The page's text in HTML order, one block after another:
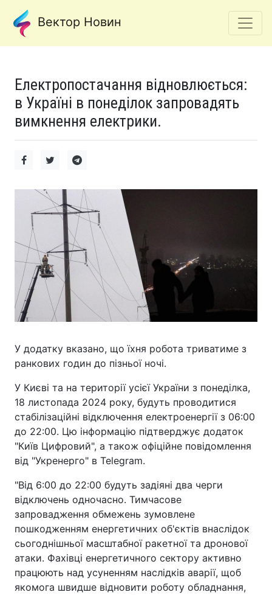
Вектор Новин
Електропостачання відновлюється:
в Україні в понеділок запровадять
вимкнення електрики.
У додатку вказано, що їхня робота триватиме з
ранкових годин до пізньої ночі.
У Києві та на території усієї України з понеділка,
18 листопада 2024 року, будуть проводитися
стабілізаційні відключення електроенергії з 06:00
до 22:00. Цю інформацію підтверджує додаток
"Київ Цифровий", а також офіційне повідомлення
від "Укренерго" в Telegram.
"Від 6:00 до 22:00 будуть задіяні два черги
відключень одночасно. Тимчасове
запровадження обмежень зумовлене
пошкодженням енергетичних об'єктів внаслідок
сьогоднішньої масштабної ракетної та дронової
атаки. Фахівці енергетичного сектору активно
працюють над усуненням наслідків аварії, щоб
якомога швидше відновити роботу обладнання,